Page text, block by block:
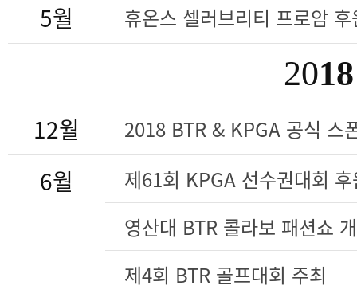
5월 휴온스 셀러브리티 프로암 후
2018
12월 2018 BTR & KPGA 공식 스
6월
제61회 KPGA 선수권대회
영산대 BTR 콜라보 패션쇼
제4회 BTR 골프대회 주최